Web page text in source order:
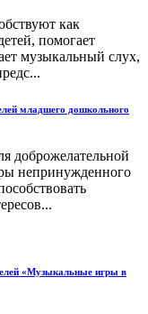
как
помогает
музыкальный слух,
младшего дошкольного
доброжелательной
непринужденного
«Музыкальные игры в